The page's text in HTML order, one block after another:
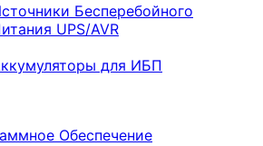
Бесперебойного
UPS/AVR
для ИБП
Обеспечение